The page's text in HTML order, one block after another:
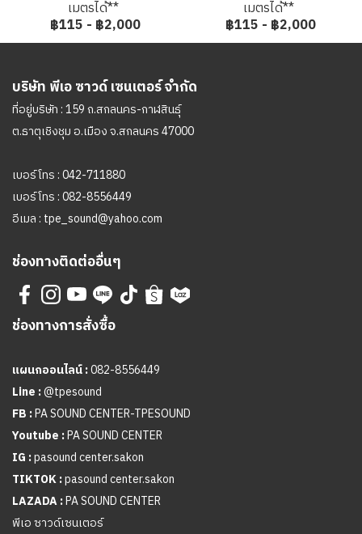
เมตรได้**
฿115 - ฿2,000
เมตรได้**
฿115 - ฿2,000
บริษัท พีเอ ซาวด์ เซนเตอร์ จำกัด
ที่อยู่บริษัท : 159 ถ.สกลนคร-กาฬสินธุ์
ต.ธาตุเชิงชุม อ.เมือง จ.สกลนคร 47000
เบอร์โทร :042-711880
เบอร์โทร :082-8556449
อีเมล : tpe_sound@yahoo.com
ช่องทางติดต่ออื่นๆ
ช่องทางการสั่งซื้อ
แผนกออนไลน์ :082-8556449
Line :@tpesound
FB :PA SOUND CENTER-TPESOUND
Youtube :PA SOUND CENTER
IG :pasound center.sakon
TIKTOK :pasound center.sakon
LAZADA :PA SOUND CENTER
พีเอ ซาวด์เซนเตอร์